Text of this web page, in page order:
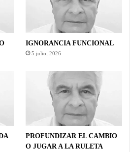
IGNORANCIA FUNCIONAL
5 julio, 2026
PROFUNDIZAR EL CAMBIO
O JUGAR A LA RULETA